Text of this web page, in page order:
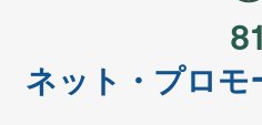
81
ネット・プロ